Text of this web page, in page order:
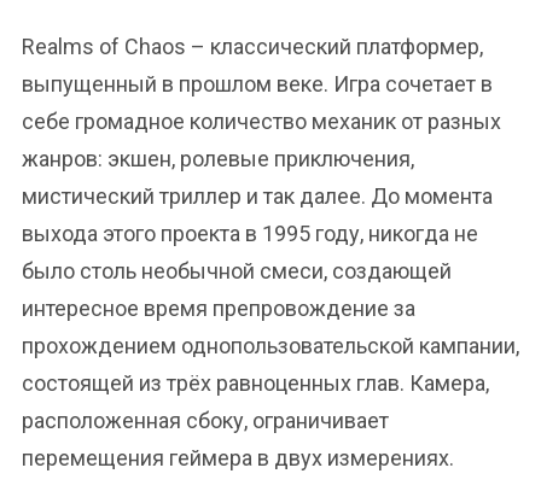
Realms of Chaos – классический платформер,
выпущенный в прошлом веке. Игра сочетает в
себе громадное количество механик от разных
жанров: экшен, ролевые приключения,
мистический триллер и так далее. До момента
выхода этого проекта в 1995 году, никогда не
было столь необычной смеси, создающей
интересное время препровождение за
прохождением однопользовательской кампании,
состоящей из трёх равноценных глав. Камера,
расположенная сбоку, ограничивает
перемещения геймера в двух измерениях.